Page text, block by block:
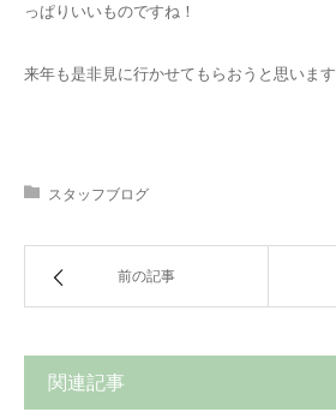
っぱりいいものですね！
来年も是非見に行かせてもらおうと思います
スタッフブログ
前の記事
関連記事